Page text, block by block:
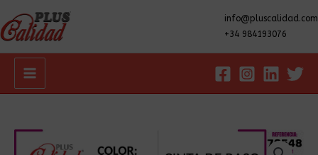
info@pluscalidad.com
+34 984193076
Main